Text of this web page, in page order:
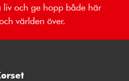
och ge hopp både här
världen över.